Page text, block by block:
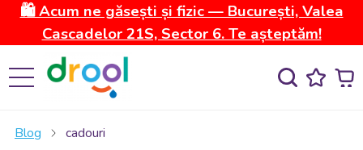
🛍️ Acum ne găsești și fizic — București, Valea
Cascadelor 21S, Sector 6. Te așteptăm!
Blog cadouri